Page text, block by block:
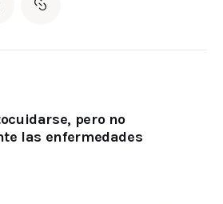
pero no
las enfermedades